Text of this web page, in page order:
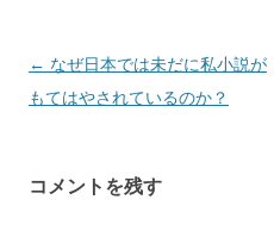
投
稿
ゲ
← なぜ日本では未だに私小説が
もてはやされているのか？
コメントを残す